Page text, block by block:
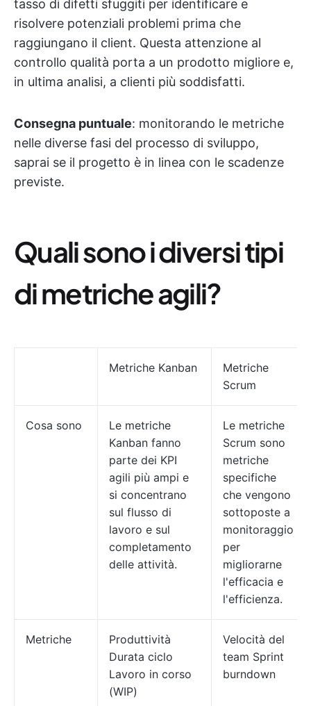
tasso di difetti sfuggiti per identificare e
risolvere potenziali problemi prima che
raggiungano il client. Questa attenzione al
controllo qualità porta a un prodotto migliore e,
in ultima analisi, a clienti più soddisfatti.
Consegna puntuale: monitorando le metriche
nelle diverse fasi del processo di sviluppo,
saprai se il progetto è in linea con le scadenze
previste.
Quali sono i diversi tipi
di metriche agili?
Metriche Kanban
Metriche
Scrum
Cosa sono
Le metriche
Kanban fanno
parte dei KPI
agili più ampi e
si concentrano
sul flusso di
lavoro e sul
completamento
delle attività.
Le metriche
Scrum sono
metriche
specifiche
che vengono
sottoposte a
monitoraggio
per
migliorarne
l'efficacia e
l'efficienza.
Metriche
Produttività
Durata ciclo
Lavoro in corso
(WIP)
Velocità del
team Sprint
burndown